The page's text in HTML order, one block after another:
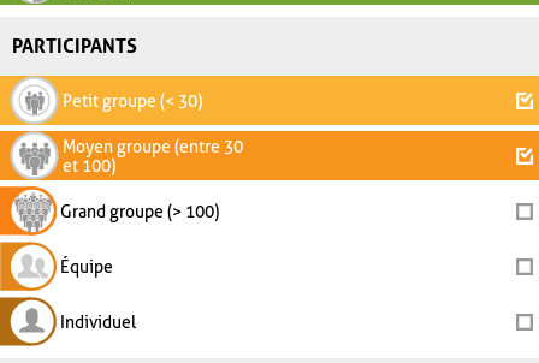
PARTICIPANTS
Petit groupe (< 30)
Moyen groupe (entre 30
et 100)
Grand groupe (> 100)
Équipe
Individuel